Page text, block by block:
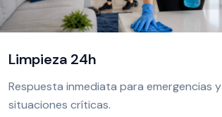
Limpieza 24h
Respuesta inmediata para emergencias y
situaciones críticas.